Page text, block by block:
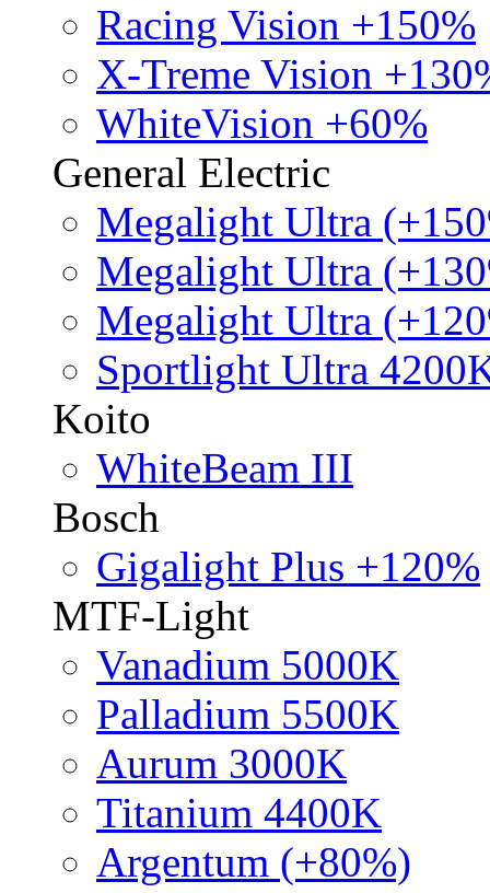
Racing Vision +150%
X-Treme Vision
WhiteVision +60%
General Electric
Megalight Ultra
Megalight Ultra
Megalight Ultra
Sportlight Ultra
Koito
WhiteBeam III
Bosch
Gigalight Plus +120%
MTF-Light
Vanadium 5000K
Palladium 5500K
Aurum 3000K
Titanium 4400K
Argentum (+80%)